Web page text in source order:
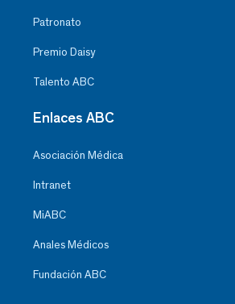
Patronato
Premio Daisy
Talento ABC
Enlaces ABC
Asociación Médica
Intranet
MiABC
Anales Médicos
Fundación ABC